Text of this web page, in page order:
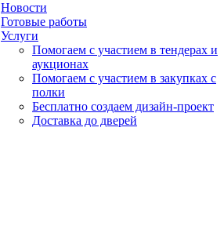
Новости
Готовые работы
Услуги
Помогаем с участием в тендерах и
аукционах
Помогаем с участием в закупках с
полки
Бесплатно создаем дизайн-проект
Доставка до дверей